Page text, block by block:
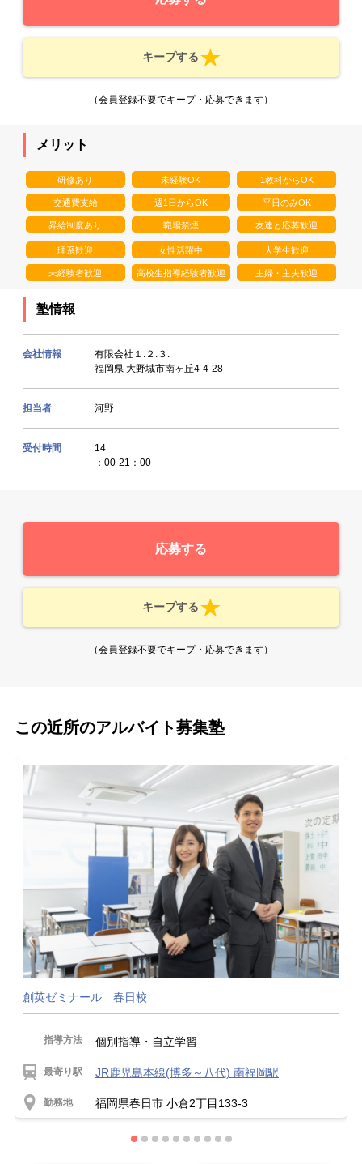
キープする
（会員登録不要でキープ・応募できます）
メリット
研修あり 未経験OK 1教科からOK
交通費支給 週1日からOK 平日のみOK
昇給制度あり 職場禁煙 友達と応募歓迎
理系歓迎 女性活躍中 大学生歓迎
未経験者歓迎 高校生指導経験者歓迎 主婦・主夫歓迎
塾情報
会社情報
有限会社１.２.３.
福岡県 大野城市南ヶ丘4-4-28
担当者 河野
受付時間
14
：00-21：00
応募する
キープする
（会員登録不要でキープ・応募できます）
この近所のアルバイト募集塾
創英ゼミナール 春日校
指導方法 個別指導・自立学習
最寄り駅 JR鹿児島本線(博多～八代) 南福岡駅
勤務地 福岡県春日市 小倉2丁目133-3